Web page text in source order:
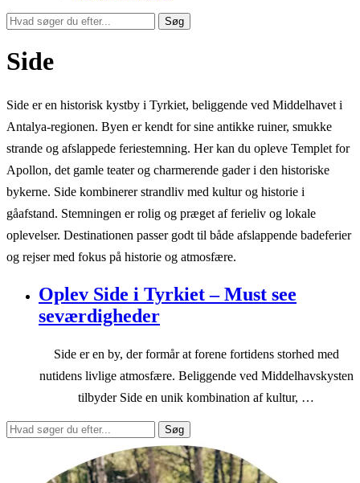
Søg
Side
Side er en historisk kystby i Tyrkiet, beliggende ved Middelhavet i
Antalya-regionen. Byen er kendt for sine antikke ruiner, smukke
strande og afslappede feriestemning. Her kan du opleve Templet for
Apollon, det gamle teater og charmerende gader i den historiske
bykerne. Side kombinerer strandliv med kultur og historie i
gåafstand. Stemningen er rolig og præget af ferieliv og lokale
oplevelser. Destinationen passer godt til både afslappende badeferier
og rejser med fokus på historie og atmosfære.
Oplev Side i Tyrkiet – Must see
seværdigheder
Side er en by, der formår at forene fortidens storhed med
nutidens livlige atmosfære. Beliggende ved Middelhavskysten
tilbyder Side en unik kombination af kultur, …